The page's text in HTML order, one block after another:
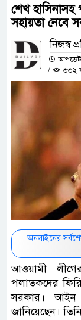
শেখ
সহায়তা নেবে
নিজস্ব
আপডেট
/
৩৩২
অনলাইনের
আওয়ামী
পলাতকদের
সরকার।
জানিয়েছেন।